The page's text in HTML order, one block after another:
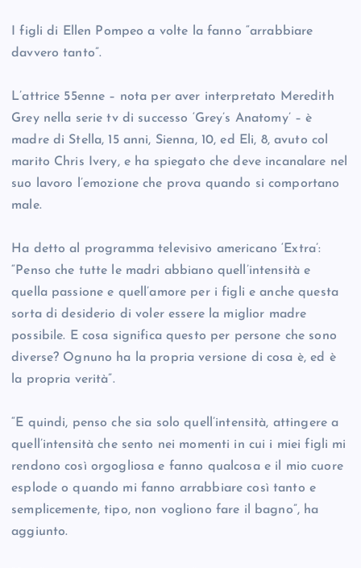
I figli di Ellen Pompeo a volte la fanno “arrabbiare
davvero tanto”.
L’attrice 55enne – nota per aver interpretato Meredith
Grey nella serie tv di successo ‘Grey’s Anatomy’ – è
madre di Stella, 15 anni, Sienna, 10, ed Eli, 8, avuto col
marito Chris Ivery, e ha spiegato che deve incanalare nel
suo lavoro l’emozione che prova quando si comportano
male.
Ha detto al programma televisivo americano ‘Extra’:
“Penso che tutte le madri abbiano quell’intensità e
quella passione e quell’amore per i figli e anche questa
sorta di desiderio di voler essere la miglior madre
possibile. E cosa significa questo per persone che sono
diverse? Ognuno ha la propria versione di cosa è, ed è
la propria verità”.
“E quindi, penso che sia solo quell’intensità, attingere a
quell’intensità che sento nei momenti in cui i miei figli mi
rendono così orgogliosa e fanno qualcosa e il mio cuore
esplode o quando mi fanno arrabbiare così tanto e
semplicemente, tipo, non vogliono fare il bagno”, ha
aggiunto.